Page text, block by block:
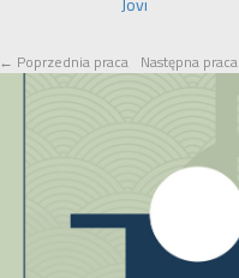
← Poprzednia praca Następna praca